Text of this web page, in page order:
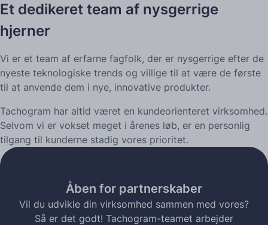
Et dedikeret team af nysgerrige
hjerner
Vi er et team af erfarne fagfolk, der er nysgerrige efter de
nyeste teknologiske trends og villige til at være de første
til at anvende dem i nye, innovative produkter.
Tachogram har altid været en kundeorienteret virksomhed.
Selvom vi er vokset meget i årenes løb, er en personlig
tilgang til kunderne stadig vores prioritet.
Åben for partnerskaber
Vil du udvikle din virksomhed sammen med vores?
Så er det godt! Tachogram-teamet arbejder